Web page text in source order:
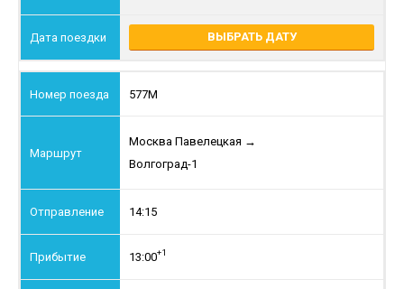
ВЫБРАТЬ ДАТУ
577М
Москва Павелецкая →
Волгоград-1
14:15
13:00+1